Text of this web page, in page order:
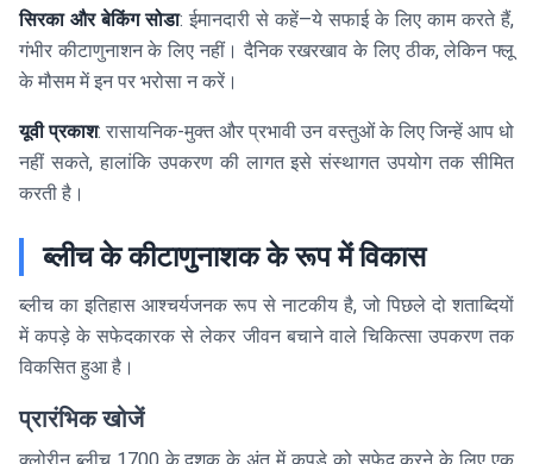
सिरका और बेकिंग सोडा: ईमानदारी से कहें—ये सफाई के लिए काम करते हैं,
गंभीर कीटाणुनाशन के लिए नहीं। दैनिक रखरखाव के लिए ठीक, लेकिन फ्लू
के मौसम में इन पर भरोसा न करें।
यूवी प्रकाश: रासायनिक-मुक्त और प्रभावी उन वस्तुओं के लिए जिन्हें आप धो
नहीं सकते, हालांकि उपकरण की लागत इसे संस्थागत उपयोग तक सीमित
करती है।
ब्लीच के कीटाणुनाशक के रूप में विकास
ब्लीच का इतिहास आश्चर्यजनक रूप से नाटकीय है, जो पिछले दो शताब्दियों
में कपड़े के सफेदकारक से लेकर जीवन बचाने वाले चिकित्सा उपकरण तक
विकसित हुआ है।
प्रारंभिक खोजें